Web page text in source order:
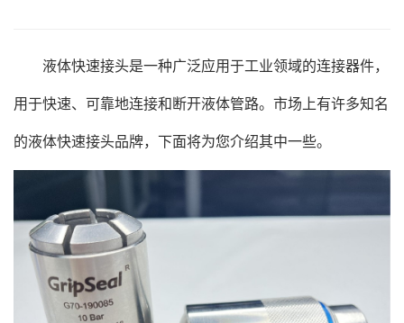
液体快速接头是一种广泛应用于工业领域的连接器件，
用于快速、可靠地连接和断开液体管路。市场上有许多知名
的液体快速接头品牌，下面将为您介绍其中一些。